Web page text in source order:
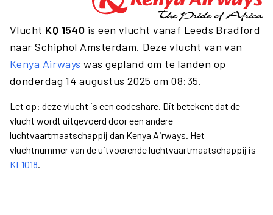
Vlucht KQ 1540 is een vlucht vanaf Leeds Bradford
naar Schiphol Amsterdam. Deze vlucht van van
Kenya Airways was gepland om te landen op
donderdag 14 augustus 2025 om 08:35.
Let op: deze vlucht is een codeshare. Dit betekent dat de
vlucht wordt uitgevoerd door een andere
luchtvaartmaatschappij dan Kenya Airways. Het
vluchtnummer van de uitvoerende luchtvaartmaatschappij is
KL1018.